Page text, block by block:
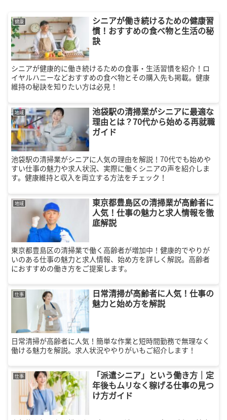
健康
シニアが働き続けるための健康習
慣！おすすめの食べ物と生活の秘
訣
シニアが健康的に働き続けるための食事・生活習慣を紹介！ロ
イヤルハニーなどおすすめの食べ物とその購入先も掲載。健康
維持の秘訣を知りたい方は必見！
地域
池袋駅の清掃業がシニアに最適な
理由とは？70代から始める再就職
ガイド
池袋駅の清掃業がシニアに人気の理由を解説！70代でも始めや
すい仕事の魅力や求人状況、実際に働くシニアの声を紹介しま
す。健康維持と収入を両立する方法をチェック！
地域
東京都豊島区の清掃業が高齢者に
人気！仕事の魅力と求人情報を徹
底解説
東京都豊島区の清掃業で働く高齢者が増加中！健康的でやりが
いのある仕事の魅力と求人情報、始め方を詳しく解説。高齢者
におすすめの働き方をご提案します。
仕事
日常清掃が高齢者に人気！仕事の
魅力と始め方を解説
日常清掃が高齢者に人気！簡単な作業と短時間勤務で無理なく
働ける魅力を解説。求人状況ややりがいもご紹介します！
仕事
「派遣シニア」という働き方｜定
年後もムリなく稼げる仕事の見つ
け方ガイド